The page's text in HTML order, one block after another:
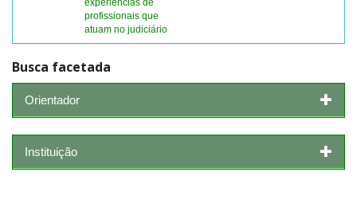
experiências de
profissionais que
atuam no judiciário
Busca facetada
Orientador
Instituição